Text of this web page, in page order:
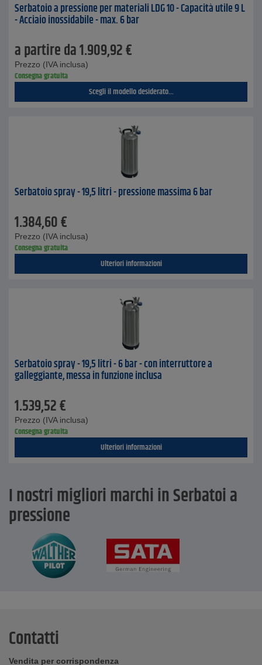
Serbatoio a pressione per materiali LDG 10 - Capacità utile 9 L
- Acciaio inossidabile - max. 6 bar
a partire da1.909,92€
Prezzo (IVA inclusa)
Consegna gratuita
Scegli il modello desiderato...
Serbatoio spray - 19,5 litri - pressione massima 6 bar
1.384,60€
Prezzo (IVA inclusa)
Consegna gratuita
Ulteriori informazioni
Serbatoio spray - 19,5 litri - 6 bar - con interruttore a
galleggiante, messa in funzione inclusa
1.539,52€
Prezzo (IVA inclusa)
Consegna gratuita
Ulteriori informazioni
I nostri migliori marchi in Serbatoi a
pressione
Contatti
Vendita per corrispondenza